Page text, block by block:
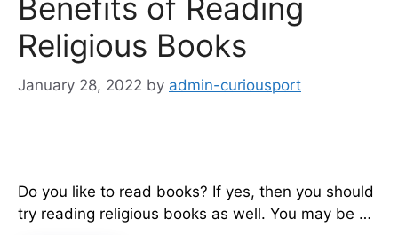
Benefits of Reading
Religious Books
January 28, 2022 by admin-curiousport
Do you like to read books? If yes, then you should
try reading religious books as well. You may be …